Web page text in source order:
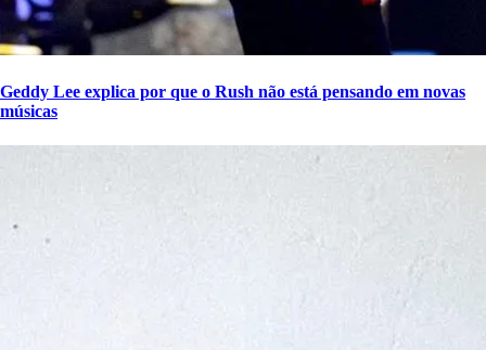
Geddy Lee explica por que o Rush não está pensando em novas
músicas